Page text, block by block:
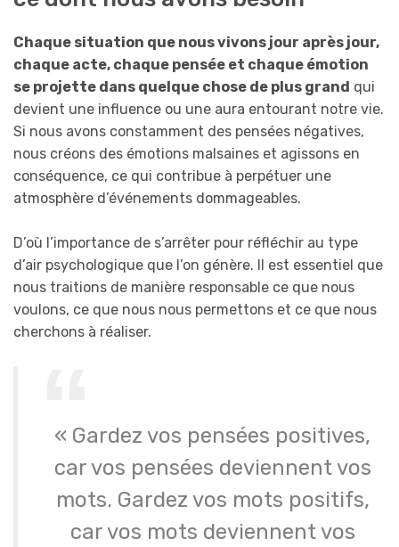
Chaque situation que nous vivons jour après jour,
chaque acte, chaque pensée et chaque émotion
se projette dans quelque chose de plus grand qui
devient une influence ou une aura entourant notre vie.
Si nous avons constamment des pensées négatives,
nous créons des émotions malsaines et agissons en
conséquence, ce qui contribue à perpétuer une
atmosphère d’événements dommageables.
D’où l’importance de s’arrêter pour réfléchir au type
d’air psychologique que l’on génère. Il est essentiel que
nous traitions de manière responsable ce que nous
voulons, ce que nous nous permettons et ce que nous
cherchons à réaliser.
« Gardez vos pensées positives,
car vos pensées deviennent vos
mots. Gardez vos mots positifs,
car vos mots deviennent vos